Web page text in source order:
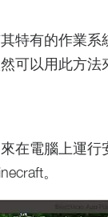
特有的作業
可以用此方法
在電腦上運
。